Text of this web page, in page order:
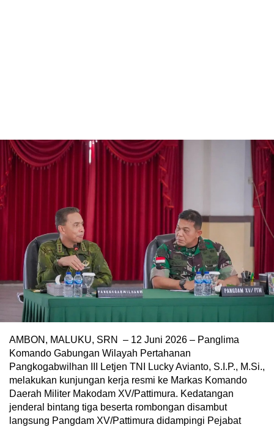
AMBON, MALUKU, SRN – 12 Juni 2026 – Panglima
Komando Gabungan Wilayah Pertahanan
Pangkogabwilhan III Letjen TNI Lucky Avianto, S.I.P., M.Si.,
melakukan kunjungan kerja resmi ke Markas Komando
Daerah Militer Makodam XV/Pattimura. Kedatangan
jenderal bintang tiga beserta rombongan disambut
langsung Pangdam XV/Pattimura didampingi Pejabat